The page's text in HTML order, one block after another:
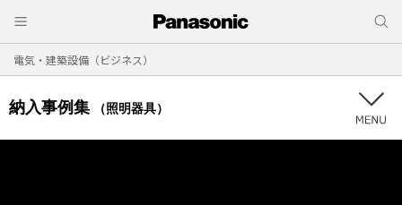
電気・建築設備（ビジネス）
納入事例集 （照明器具）